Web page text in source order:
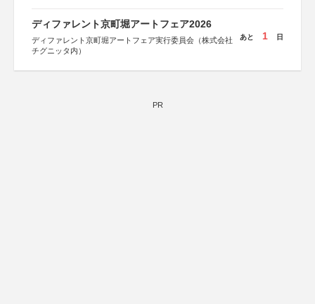
ディファレント京町堀アートフェア2026
ディファレント京町堀アートフェア実行委員会（株式会社
チグニッタ内）
あと 1 日
PR